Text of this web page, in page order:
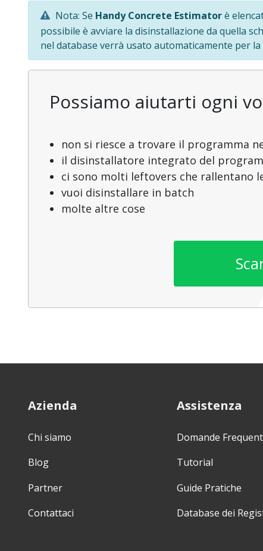
Nota: Se Handy Concrete Estimatorè
possibile è avviare la disinstallazione da quella
nel database verrà usato automaticamente per
Possiamo aiutarti ogni
non si riesce a trovare il programma
il disinstallatore integrato del
ci sono molti leftovers che rallentano
vuoi disinstallare in batch
molte altre cose
Azienda
Chi siamo
Blog
Partner
Contattaci
Assistenza
Domande
Tutorial
Guide Pratiche
Database dei